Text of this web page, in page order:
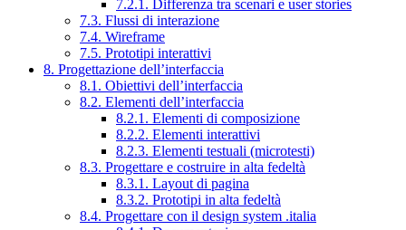
7.2.1. Differenza tra scenari e user stories
7.3. Flussi di interazione
7.4. Wireframe
7.5. Prototipi interattivi
8. Progettazione dell’interfaccia
8.1. Obiettivi dell’interfaccia
8.2. Elementi dell’interfaccia
8.2.1. Elementi di composizione
8.2.2. Elementi interattivi
8.2.3. Elementi testuali (microtesti)
8.3. Progettare e costruire in alta fedeltà
8.3.1. Layout di pagina
8.3.2. Prototipi in alta fedeltà
8.4. Progettare con il design system .italia